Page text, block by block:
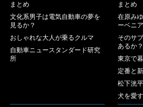
まとめ
文化系男子は電気自動車の夢を
見るか？
おしゃれな大人が乗るクルマ
自動車ニュースタンダード研究
所
まとめ
在原み
ーベニア
そのサ
あるか？
東京で
定番と
松下洸
犬を愛